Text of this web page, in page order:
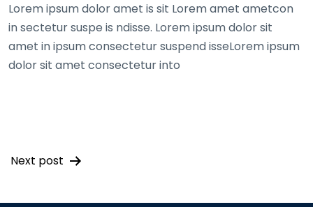
Lorem ipsum dolor amet is sit Lorem amet ametcon
in sectetur suspe is ndisse. Lorem ipsum dolor sit
amet in ipsum consectetur suspend isseLorem ipsum
dolor sit amet consectetur into
Post
Next post